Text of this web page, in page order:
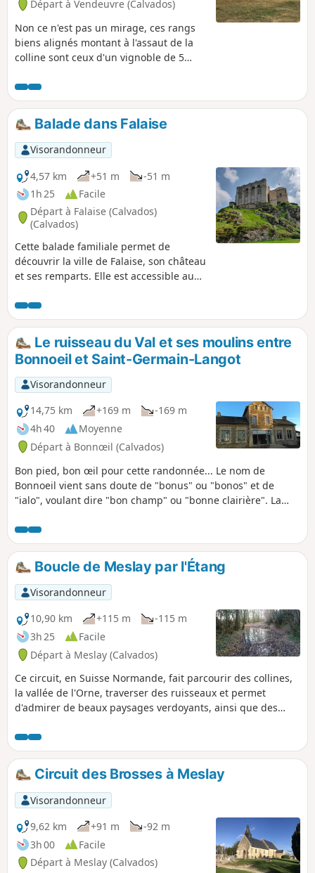
Départ à Vendeuvre (Calvados)
Non ce n'est pas un mirage, ces rangs
biens alignés montant à l'assaut de la
colline sont ceux d'un vignoble de 5
renaissance date de 1995, donneront à
votre randonnée un air insolite et des
accents méridionaux.
Balade dans Falaise
Visorandonneur
4,57 km
+51 m
-51 m
1h 25
Facile
Départ à Falaise (Calvados)
(Calvados)
Cette balade familiale permet de
découvrir la ville de Falaise, son château
et ses remparts. Elle est accessible au
l'ensemble des remparts encerclant la
ville ainsi que les principales portes et
monuments.
Le ruisseau du Val et ses moulins entre
Bonnoeil et Saint-Germain-Langot
Visorandonneur
14,75 km
+169 m
-169 m
4h 40
Moyenne
Départ à Bonnœil (Calvados)
Bon pied, bon œil pour cette randonnée... Le nom de
Bonnoeil vient sans doute de "bonus" ou "bonos" et de
"ialo", voulant dire "bon champ" ou "bonne clairière". La
pépiniéristes exploitent la terre fertile arrosée de nombreux
ruisseaux et rivières aux bords desquels on trouve
d'anciens moulins (seul le moulin du bourg de Saint-
Germain-Langot fonctionne encore).
Boucle de Meslay par l'Étang
Visorandonneur
10,90 km
+115 m
-115 m
3h 25
Facile
Départ à Meslay (Calvados)
Ce circuit, en Suisse Normande, fait parcourir des collines,
la vallée de l'Orne, traverser des ruisseaux et permet
d'admirer de beaux paysages verdoyants, ainsi que des
Circuit des Brosses à Meslay
Visorandonneur
9,62 km
+91 m
-92 m
3h 00
Facile
Départ à Meslay (Calvados)